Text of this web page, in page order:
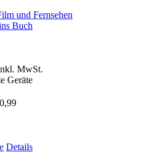
und Fernsehen
Buch
MwSt.
Geräte
Details